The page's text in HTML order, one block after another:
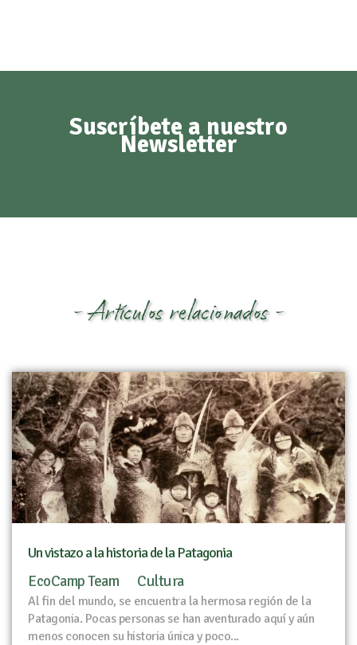
Suscríbete a nuestro
Newsletter
- Artículos relacionados -
Un vistazo a la historia de la Patagonia
EcoCamp Team Cultura
Al fin del mundo, se encuentra la hermosa región de la
Patagonia. Pocas personas se han aventurado aquí y aún
menos conocen su historia única y poco...